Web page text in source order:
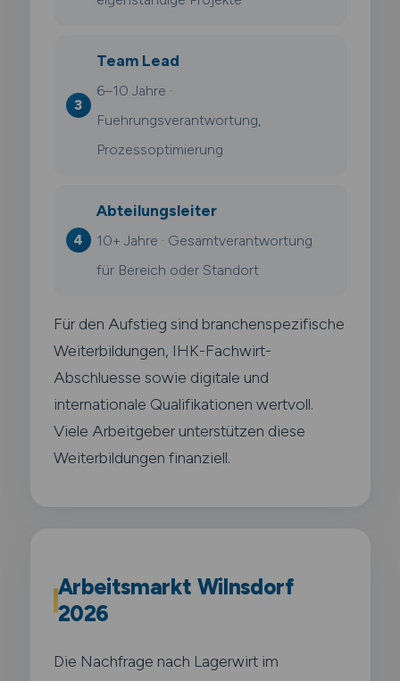
Team Lead
6–10 Jahre ·
Fuehrungsverantwortung,
Prozessoptimierung
Abteilungsleiter
10+ Jahre · Gesamtverantwortung
für Bereich oder Standort
Für den Aufstieg sind branchenspezifische
Weiterbildungen, IHK-Fachwirt-
Abschluesse sowie digitale und
internationale Qualifikationen wertvoll.
Viele Arbeitgeber unterstützen diese
Weiterbildungen finanziell.
Arbeitsmarkt Wilnsdorf
2026
Die Nachfrage nach Lagerwirt im